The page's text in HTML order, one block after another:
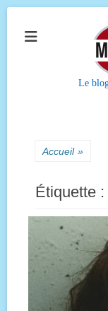
Le
Accueil »
Étiquette :